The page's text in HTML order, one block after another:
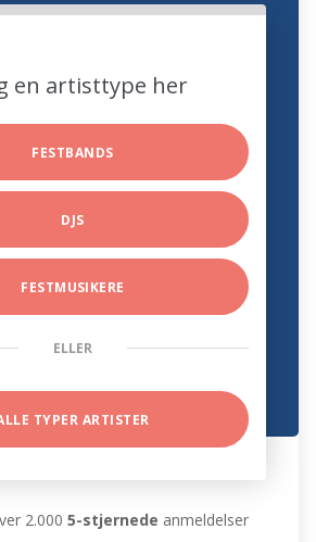
en artisttype her
FESTBANDS
DJS
FESTMUSIKERE
ELLER
TYPER ARTISTER
2.0005-stjernede anmeldelser